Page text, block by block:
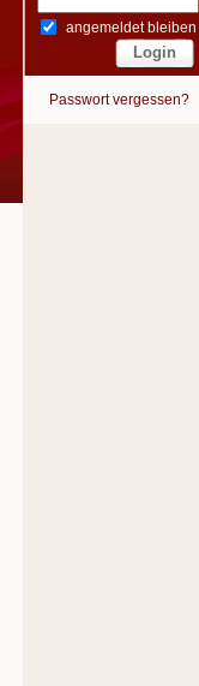
angemeldet bleiben
Passwort vergessen?